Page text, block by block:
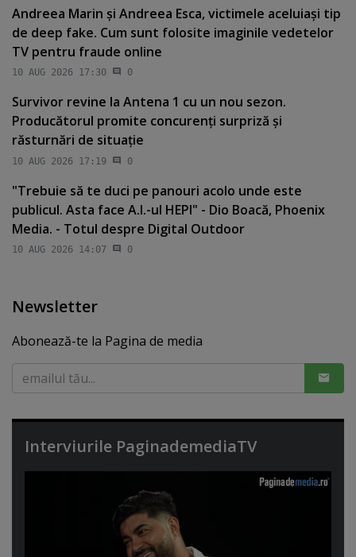
Andreea Marin şi Andreea Esca, victimele aceluiaşi tip
de deep fake. Cum sunt folosite imaginile vedetelor
TV pentru fraude online
10 AUG 2026 17:30 0
Survivor revine la Antena 1 cu un nou sezon.
Producătorul promite concurenţi surpriză şi
răsturnări de situaţie
10 AUG 2026 17:19 0
"Trebuie să te duci pe panouri acolo unde este
publicul. Asta face A.I.-ul HEPI" - Dio Boacă, Phoenix
Media. - Totul despre Digital Outdoor
10 AUG 2026 14:07 0
Newsletter
Abonează-te la Pagina de media
Interviurile PaginademediaTV